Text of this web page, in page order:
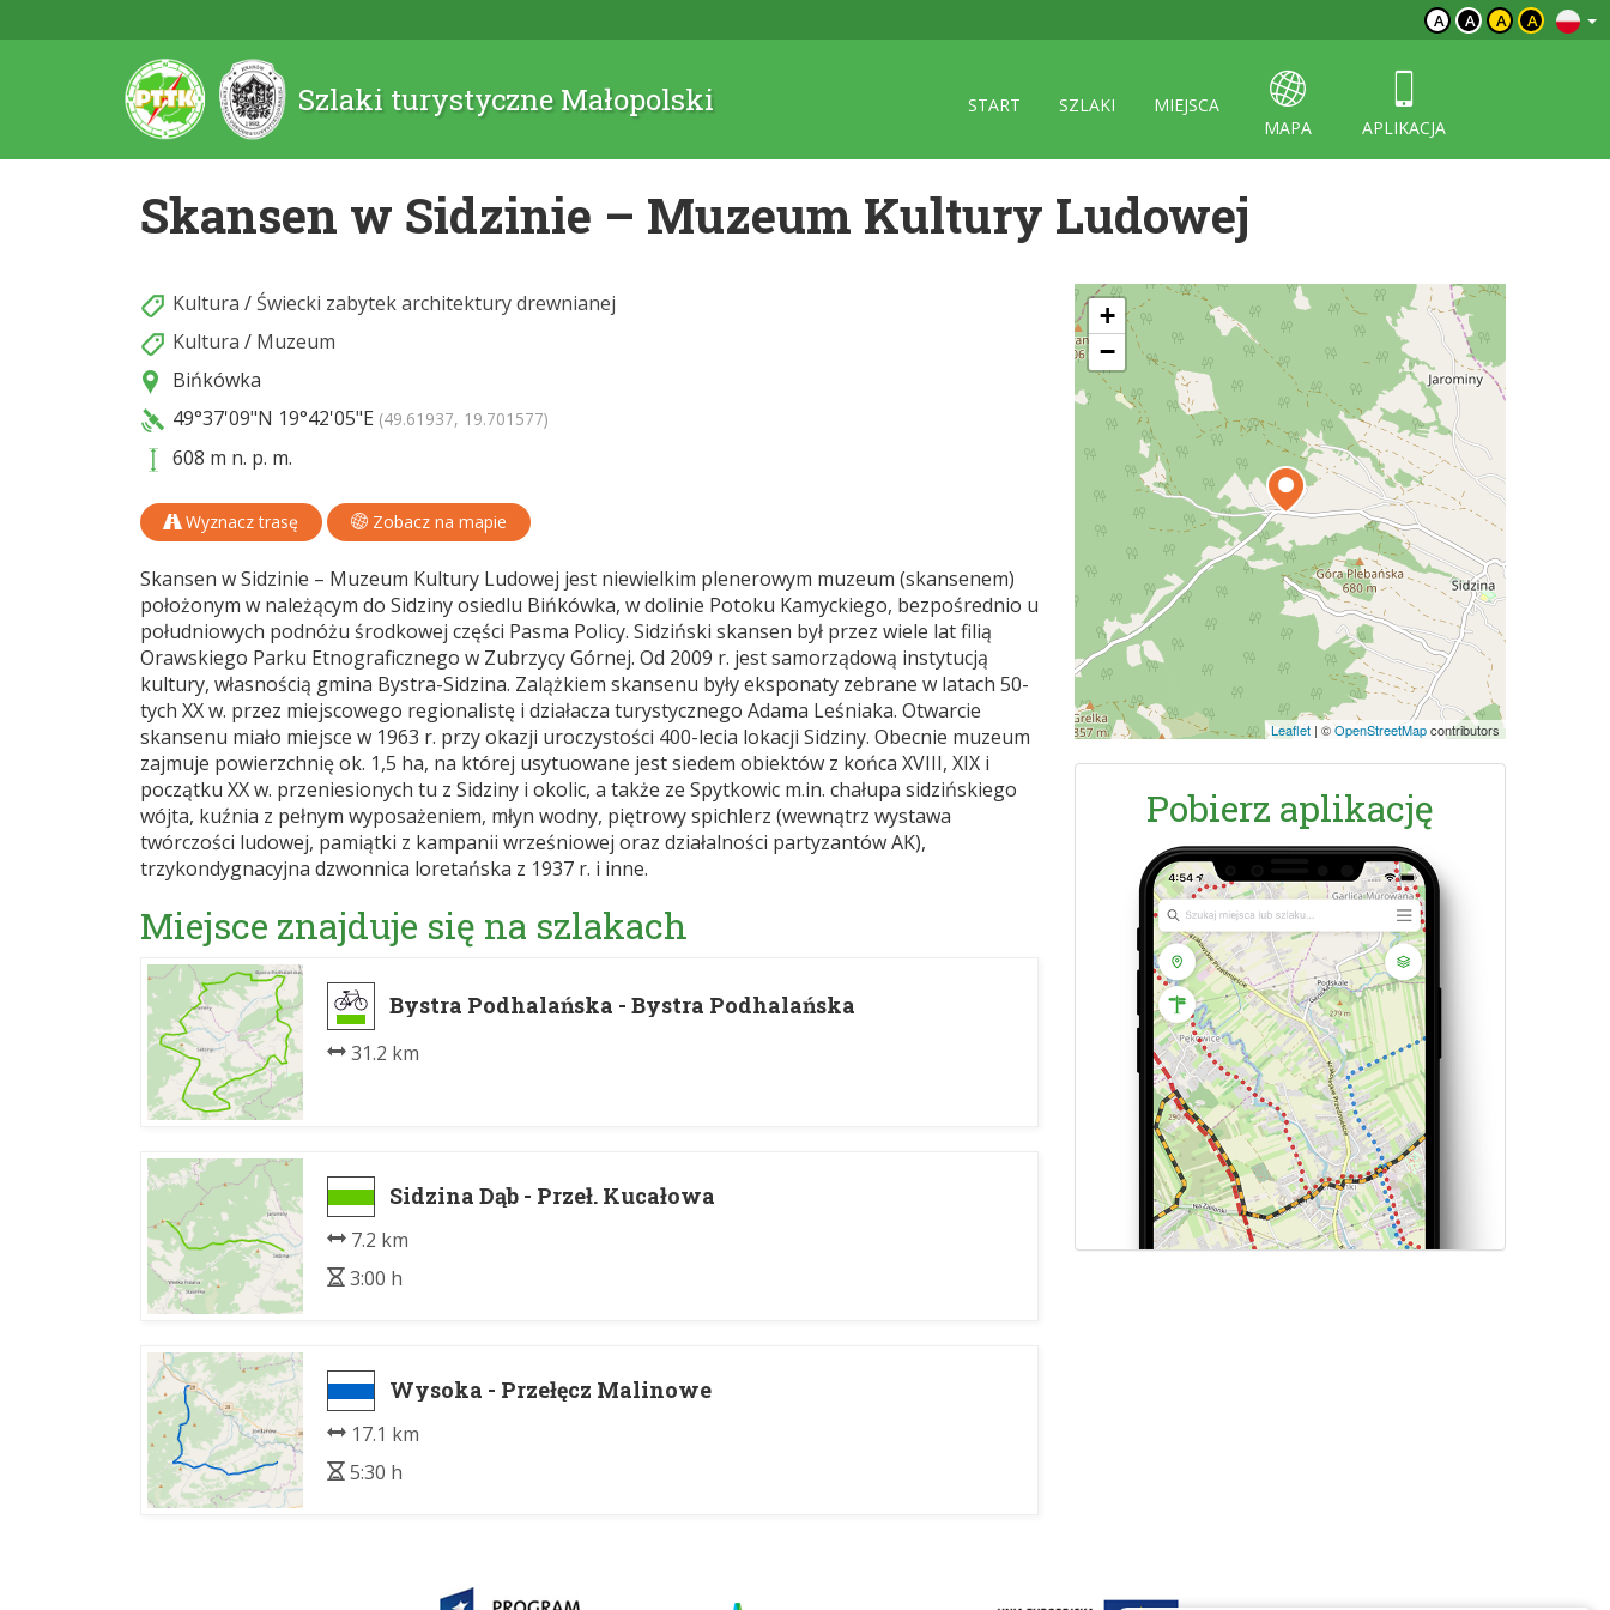
A A A A
Szlaki turystyczne Małopolski START SZLAKI
MIEJSCA
MAPA
APLIKACJA
Skansen w Sidzinie – Muzeum Kultury Ludowej
Kultura / Świecki zabytek architektury drewnianej
Kultura / Muzeum
Bińkówka
49°37'09"N 19°42'05"E (49.61937, 19.701577)
608 m n. p. m.
Wyznacz trasę Zobacz na mapie
Skansen w Sidzinie – Muzeum Kultury Ludowej jest niewielkim plenerowym muzeum (skansenem)
położonym w należącym do Sidziny osiedlu Bińkówka, w dolinie Potoku Kamyckiego, bezpośrednio u
południowych podnóżu środkowej części Pasma Policy. Sidziński skansen był przez wiele lat filią
Orawskiego Parku Etnograficznego w Zubrzycy Górnej. Od 2009 r. jest samorządową instytucją
kultury, własnością gmina Bystra-Sidzina. Zalążkiem skansenu były eksponaty zebrane w latach 50-
tych XX w. przez miejscowego regionalistę i działacza turystycznego Adama Leśniaka. Otwarcie
skansenu miało miejsce w 1963 r. przy okazji uroczystości 400-lecia lokacji Sidziny. Obecnie muzeum
zajmuje powierzchnię ok. 1,5 ha, na której usytuowane jest siedem obiektów z końca XVIII, XIX i
początku XX w. przeniesionych tu z Sidziny i okolic, a także ze Spytkowic m.in. chałupa sidzińskiego
wójta, kuźnia z pełnym wyposażeniem, młyn wodny, piętrowy spichlerz (wewnątrz wystawa
twórczości ludowej, pamiątki z kampanii wrześniowej oraz działalności partyzantów AK),
trzykondygnacyjna dzwonnica loretańska z 1937 r. i inne.
Miejsce znajduje się na szlakach
Bystra Podhalańska - Bystra Podhalańska
31.2 km
Sidzina Dąb - Przeł. Kucałowa
7.2 km
3:00 h
Wysoka - Przełęcz Malinowe
17.1 km
5:30 h
+
−
Leaflet | ©OpenStreetMapcontributors
Pobierz aplikację